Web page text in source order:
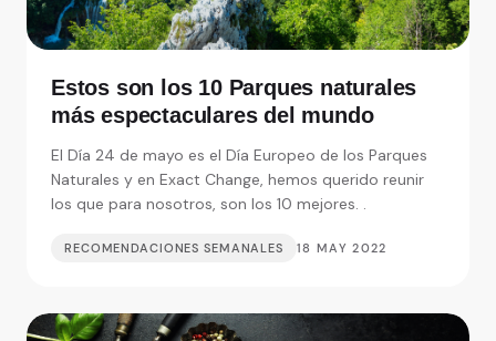
Estos son los 10 Parques naturales
más espectaculares del mundo
El Día 24 de mayo es el Día Europeo de los Parques
Naturales y en Exact Change, hemos querido reunir
los que para nosotros, son los 10 mejores. .
RECOMENDACIONES SEMANALES 18 MAY 2022